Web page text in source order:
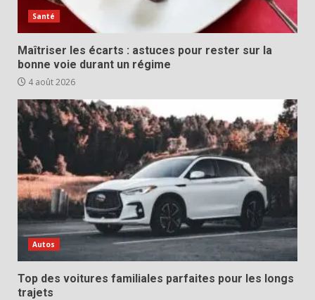
Santé
Maîtriser les écarts : astuces pour rester sur la
bonne voie durant un régime
4 août 2026
Autos
Top des voitures familiales parfaites pour les longs
trajets